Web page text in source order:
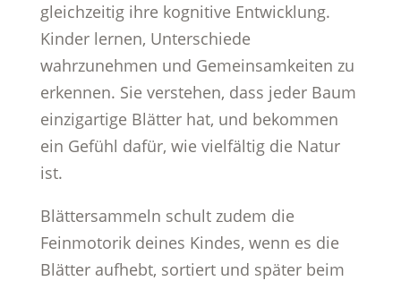
gleichzeitig ihre kognitive Entwicklung.
Kinder lernen, Unterschiede
wahrzunehmen und Gemeinsamkeiten zu
erkennen. Sie verstehen, dass jeder Baum
einzigartige Blätter hat, und bekommen
ein Gefühl dafür, wie vielfältig die Natur
ist.
Blättersammeln schult zudem die
Feinmotorik deines Kindes, wenn es die
Blätter aufhebt, sortiert und später beim